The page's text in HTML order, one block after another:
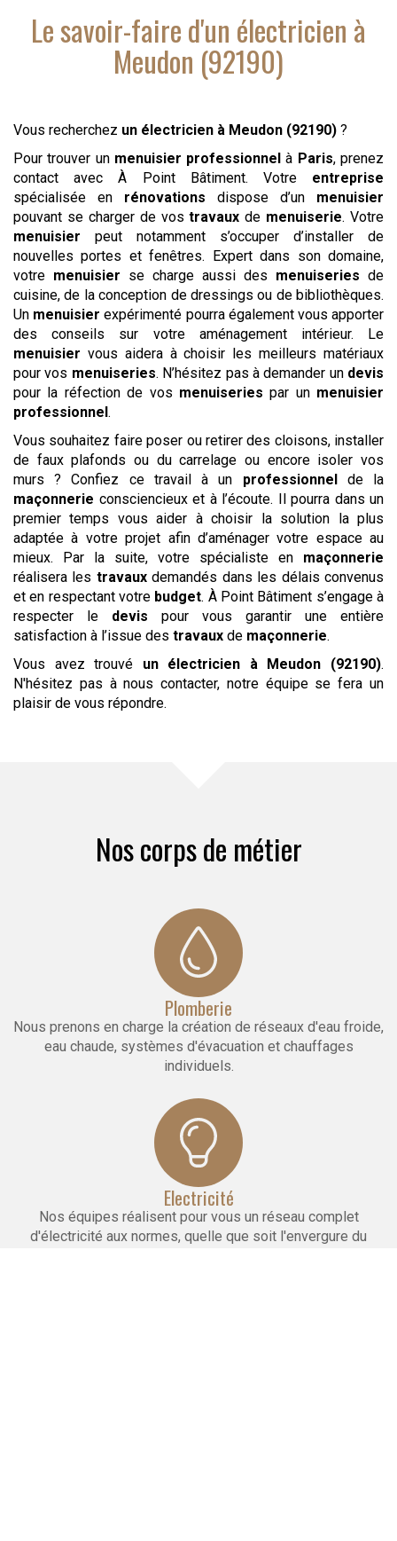
Le savoir-faire d'un électricien à
Meudon (92190)
Vous recherchez un électricien à Meudon (92190) ?
Pour trouver un menuisier professionnel à Paris, prenez
contact avec À Point Bâtiment. Votre entreprise
spécialisée en rénovations dispose d’un menuisier
pouvant se charger de vostravaux de menuiserie. Votre
menuisier peut notamment s’occuper d’installer de
nouvelles portes et fenêtres. Expert dans son domaine,
votre menuisier se charge aussi des menuiseries de
cuisine, de la conception de dressings ou de bibliothèques.
Un menuisier expérimenté pourra également vous apporter
des conseils sur votre aménagement intérieur. Le
menuisier vous aidera à choisir les meilleurs matériaux
pour vos menuiseries. N’hésitez pas à demander un devis
pour la réfection de vos menuiseries par un menuisier
professionnel.
Vous souhaitez faire poser ou retirer des cloisons, installer
de faux plafonds ou du carrelage ou encore isoler vos
murs ? Confiez ce travail à un professionnelde la
maçonnerie consciencieux et à l’écoute. Il pourra dans un
premier temps vous aider à choisir la solution la plus
adaptée à votre projet afin d’aménager votre espace au
mieux. Par la suite, votre spécialiste en maçonnerie
réalisera les travauxdemandés dans les délais convenus
et en respectant votre budget. À Point Bâtiment s’engage à
respecter le devis pour vous garantir une entière
satisfaction à l’issue des travaux de maçonnerie.
Vous avez trouvé un électricien à Meudon (92190).
N'hésitez pas à nous contacter, notre équipe se fera un
plaisir de vous répondre.
Nos corps de métier
Plomberie
Nous prenons en charge la création de réseaux d'eau froide,
eau chaude, systèmes d'évacuation et chauffages
individuels.
Electricité
Nos équipes réalisent pour vous un réseau complet
d'électricité aux normes, quelle que soit l'envergure du